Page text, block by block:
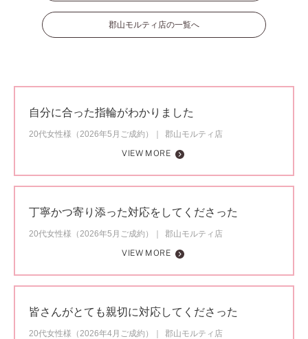
郡山モルティ店の一覧へ
自分に合った指輪がわかりました
20代女性様（2026年5月ご成約）
郡山モルティ店
VIEW MORE
丁寧かつ寄り添った対応をしてくださった
20代女性様（2026年5月ご成約）
郡山モルティ店
VIEW MORE
皆さんがとても親切に対応してくださった
20代女性様（2026年4月ご成約）
郡山モルティ店